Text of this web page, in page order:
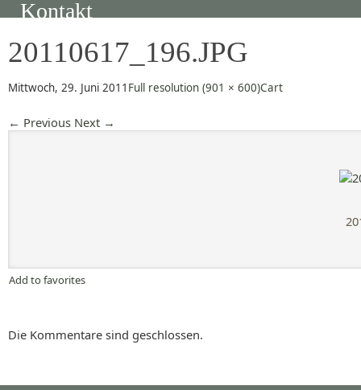
Kontakt
20110617_196.JPG
Mittwoch, 29. Juni 2011 Full resolution (901 × 600)Cart
← Previous Next →
Add to favorites
Die Kommentare sind geschlossen.